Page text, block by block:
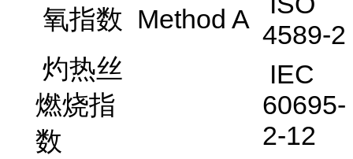
氧指数 Method A
4589-2
灼热丝
燃烧指
数
IEC
60695-
2-12